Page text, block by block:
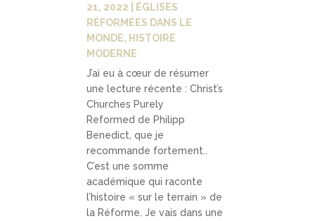
21, 2022
ÉGLISES
RÉFORMÉES DANS LE
MONDE, HISTOIRE
MODERNE
J’ai eu à cœur de résumer
une lecture récente : Christ’s
Churches Purely
Reformed de Philipp
Benedict, que je
recommande fortement..
C’est une somme
académique qui raconte
l’histoire « sur le terrain » de
la Réforme. Je vais dans une